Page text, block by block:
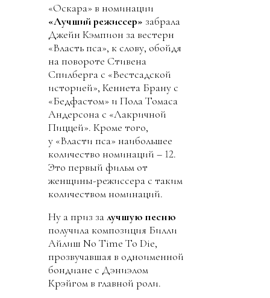
«Оскара» в номинации
«Лучший режиссер» забрала
Джейн Кэмпион за вестерн
«Власть пса», к слову, обойдя
на повороте Стивена
Спилберга с «Вестсадской
историей», Кеннета Брану с
«Бедфастом» и Пола Томаса
Андерсона с «Лакричной
Пиццей». Кроме того,
у «Власти пса» наибольшее
количество номинаций – 12.
Это первый фильм от
женщины-режиссера с таким
количеством номинаций.
Ну а приз залучшую песню
получила композиция Билли
Айлиш No Time To Die,
прозвучавшая в одноименной
бондиане с Дэниэлом
Крэйгом в главной роли.